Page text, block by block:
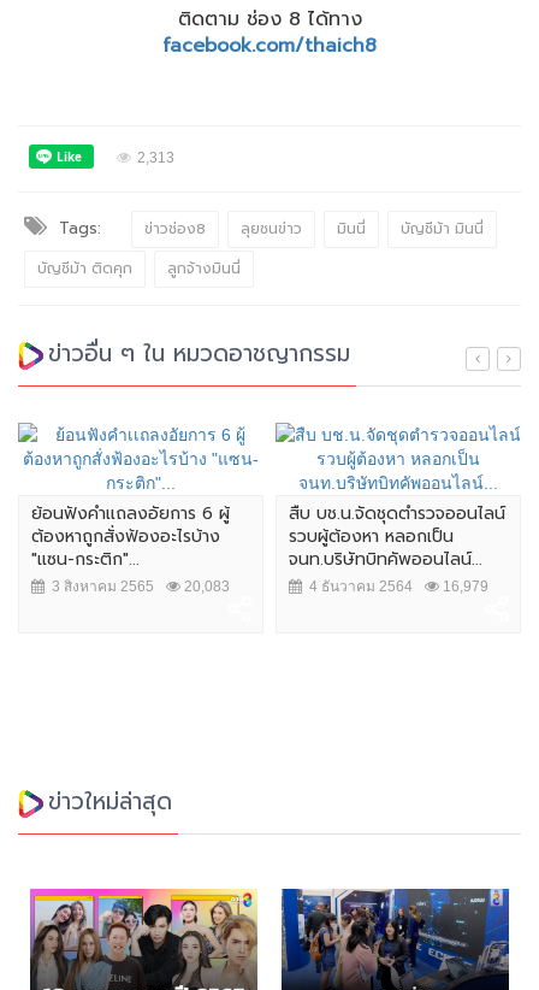
ติดตาม ช่อง 8 ได้ทาง
facebook.com/thaich8
2,313
Tags: ข่าวช่อง8 ลุยชนข่าว มินนี่
บัญชีม้า มินนี่
บัญชีม้า ติดคุก
ลูกจ้างมินนี่
ข่าวอื่น ๆ ใน หมวดอาชญากรรม
อัยการ 6 ผู้
อะไรบ้าง
20,083
สืบ บช.น.จัดชุดตำรวจออนไลน์
รวบผู้ต้องหา หลอกเป็น
จนท.บริษัทบิทคัพออนไลน์...
4 ธันวาคม 2564 16,979
ผบ.ตร. เผย แจ้ง
หญิงชาวสวิส เต
การรักษาความปล
7 สิงหาคม 2564
ข่าวใหม่ล่าสุด